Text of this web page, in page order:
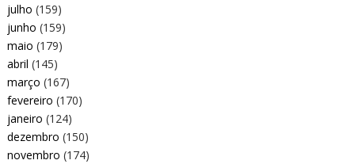
julho (159)
junho (159)
maio (179)
abril (145)
março (167)
fevereiro (170)
janeiro (124)
dezembro (150)
novembro (174)